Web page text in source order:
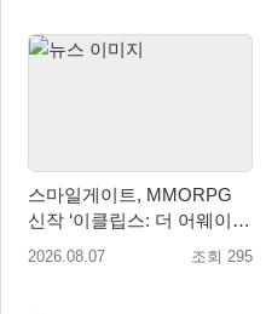
스마일게이트, MMORPG
신작 ‘이클립스: 더 어웨이크
닝’ 9월 10일 론칭!
2026.08.07 조회 295